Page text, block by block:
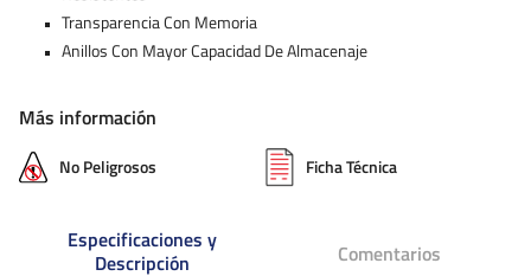
Transparencia Con Memoria
Anillos Con Mayor Capacidad De Almacenaje
Más información
No Peligrosos Ficha Técnica
Especificaciones y
Descripción
Comentarios